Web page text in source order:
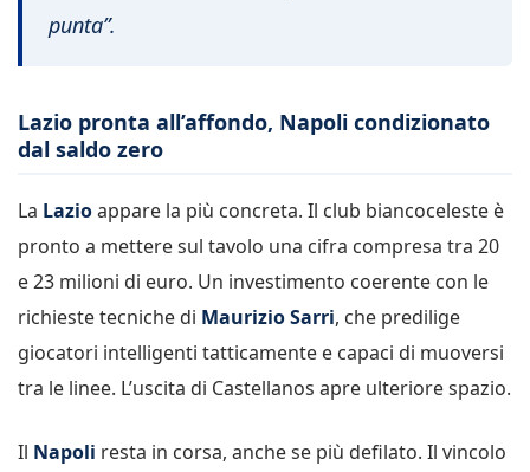
punta”.
Lazio pronta all’affondo, Napoli condizionato
dal saldo zero
La Lazioappare la più concreta. Il club biancoceleste è
pronto a mettere sul tavolo una cifra compresa tra 20
e 23 milioni di euro. Un investimento coerente con le
richieste tecniche di Maurizio Sarri, che predilige
giocatori intelligenti tatticamente e capaci di muoversi
tra le linee. L’uscita di Castellanos apre ulteriore spazio.
Il Napoli resta in corsa, anche se più defilato. Il vincolo